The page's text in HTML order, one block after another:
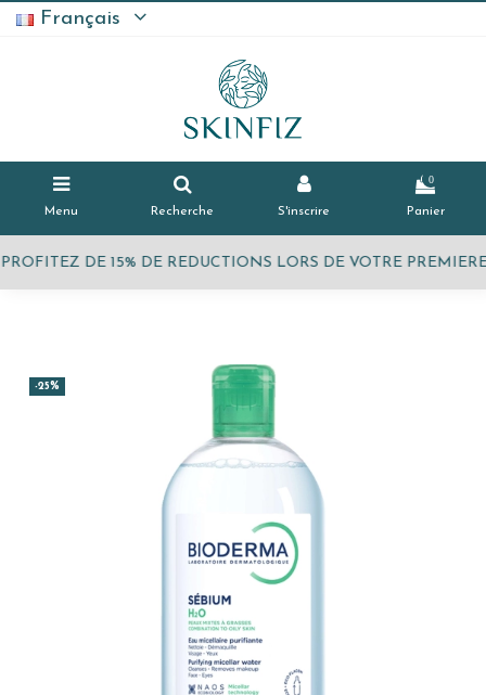
Français
Menu Recherche S'inscrire
0
Panier
DE 15% DE REDUCTIONS LORS DE VOTRE
-25%